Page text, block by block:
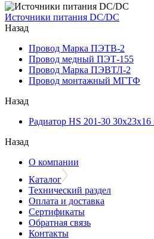
Источники питания DC/DC
Назад
Провод Марка ПЭТВ-2
Провод медный ПЭТ-155
Провод Марка ПЭВТЛ-2
Провод монтажный МГТФ
Назад
Радиатор HS 201-30
Назад
О компании
Каталог
Технический раздел
Оплата и доставка
Сертификаты
Обратная связь
Контакты